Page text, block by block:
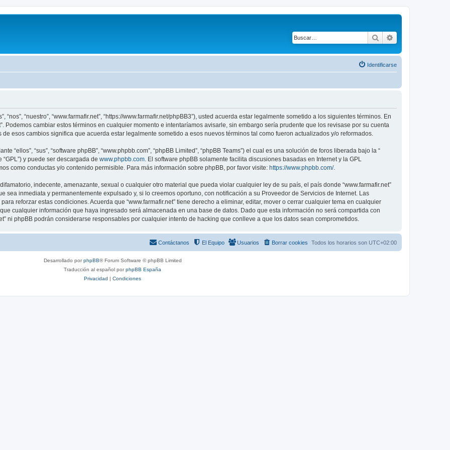
Buscar
Identificarse
“nos”, “nuestro”, “www.farmafir.net”, “https://www.farmafir.net/phpBB3”), usted acuerda estar legalmente sometido a los siguientes términos. En
Podemos cambiar estos términos en cualquier momento e intentaríamos avisarle, sin embargo sería prudente que los revisase por su cuenta
esos cambios significa que acuerda estar legalmente sometido a esos nuevos términos tal como fueron actualizados y/o reformados.
“ellos”, “sus”, “software phpBB”, “www.phpbb.com”, “phpBB Limited”, “phpBB Teams”) el cual es una solución de foros liberada bajo la “
“GPL”) y puede ser descargada de www.phpbb.com . El software phpBB solamente facilita discusiones basadas en Internet y la GPL
como conductas y/o contenido permisible. Para más información sobre phpBB, por favor visite: https://www.phpbb.com/.
indecente, amenazante, sexual o cualquier otro material que pueda violar cualquier ley de su país, el país donde “www.farmafir.net”
sea inmediata y permanentemente expulsado y, si lo creemos oportuno, con notificación a su Proveedor de Servicios de Internet. Las
reforzar estas condiciones. Acuerda que “www.farmafir.net” tiene derecho a eliminar, editar, mover o cerrar cualquier tema en cualquier
cualquier información que haya ingresado será almacenada en una base de datos. Dado que esta información no será compartida con
ni phpBB podrán considerarse responsables por cualquier intento de hacking que conlleve a que los datos sean comprometidos.
Todos los horarios son UTC+02:00
Borrar cookies
Usuarios
El Equipo
Contáctanos
Desarrollado porphpBB® Forum Software © phpBB Limited
Traducción al español porphpBB España
Privacidad | Condiciones